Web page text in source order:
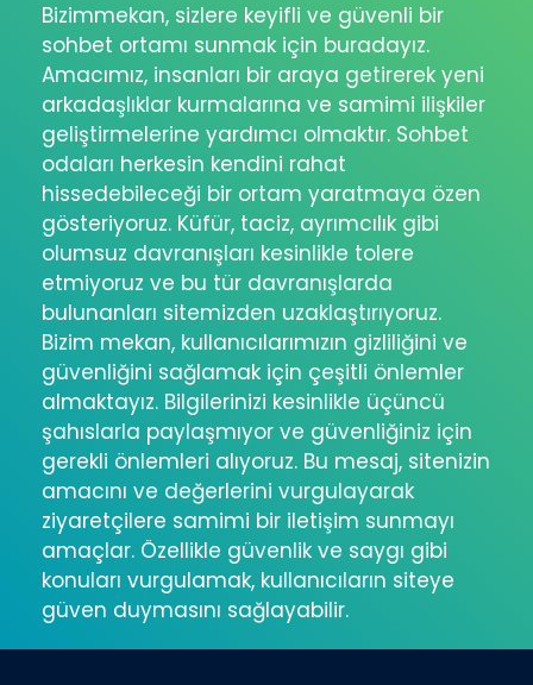
Bizimmekan, sizlere keyifli ve güvenli bir
sohbet ortamı sunmak için buradayız.
Amacımız, insanları bir araya getirerek yeni
arkadaşlıklar kurmalarına ve samimi ilişkiler
geliştirmelerine yardımcı olmaktır. Sohbet
odaları herkesin kendini rahat
hissedebileceği bir ortam yaratmaya özen
gösteriyoruz. Küfür, taciz, ayrımcılık gibi
olumsuz davranışları kesinlikle tolere
etmiyoruz ve bu tür davranışlarda
bulunanları sitemizden uzaklaştırıyoruz.
Bizim mekan, kullanıcılarımızın gizliliğini ve
güvenliğini sağlamak için çeşitli önlemler
almaktayız. Bilgilerinizi kesinlikle üçüncü
şahıslarla paylaşmıyor ve güvenliğiniz için
gerekli önlemleri alıyoruz. Bu mesaj, sitenizin
amacını ve değerlerini vurgulayarak
ziyaretçilere samimi bir iletişim sunmayı
amaçlar. Özellikle güvenlik ve saygı gibi
konuları vurgulamak, kullanıcıların siteye
güven duymasını sağlayabilir.